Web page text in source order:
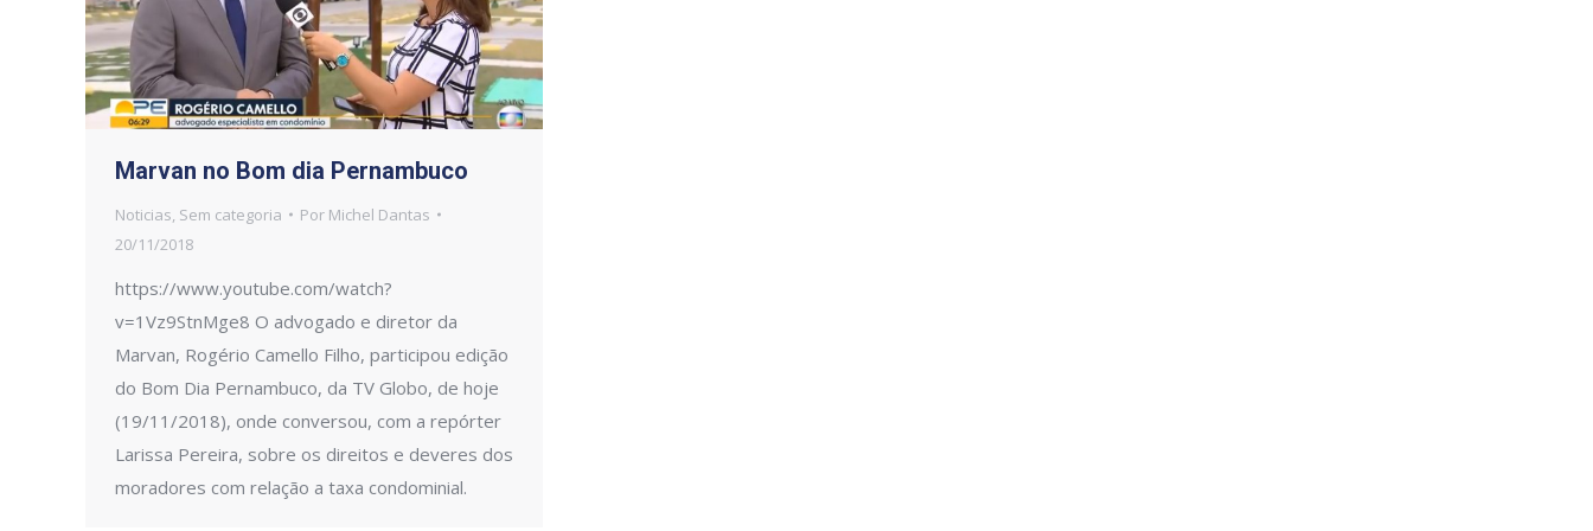
Marvan no Bom dia Pernambuco
Noticias, Sem categoria Por Michel Dantas
20/11/2018
https://www.youtube.com/watch?
v=1Vz9StnMge8 O advogado e diretor da
Marvan, Rogério Camello Filho, participou edição
do Bom Dia Pernambuco, da TV Globo, de hoje
(19/11/2018), onde conversou, com a repórter
Larissa Pereira, sobre os direitos e deveres dos
moradores com relação a taxa condominial.